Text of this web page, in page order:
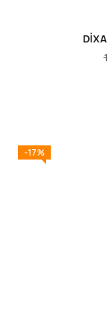
-17%